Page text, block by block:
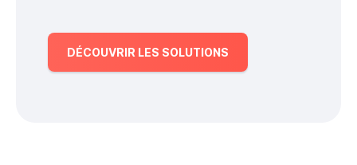
DÉCOUVRIR LES SOLUTIONS